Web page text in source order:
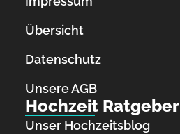
Übersicht
Datenschutz
Unsere AGB
Hochzeit Ratgeber
Unser Hochzeitsblog